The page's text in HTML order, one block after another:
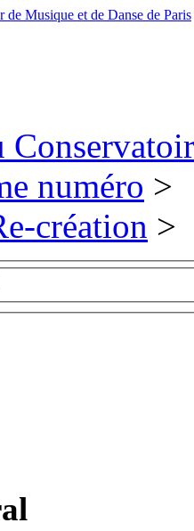
numéro >
création >